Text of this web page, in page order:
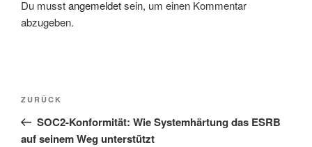
Du musstangemeldetsein, um einen Kommentar
abzugeben.
Beitragsnavigation
Vorheriger
Beitrag
ZURÜCK
SOC2-Konformität: Wie Systemhärtung das ESRB
auf seinem Weg unterstützt